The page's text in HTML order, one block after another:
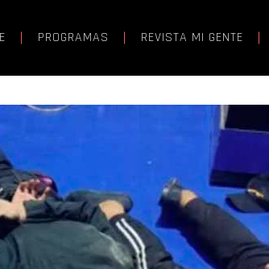
PROGRAMAS REVISTA MI GENTE